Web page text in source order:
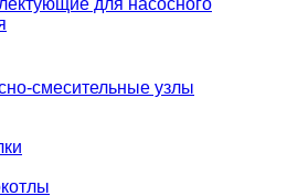
для насосного
смесительные узлы